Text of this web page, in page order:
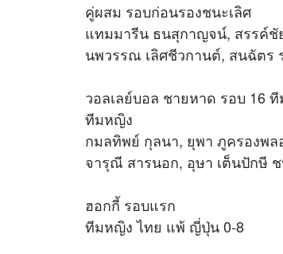
คู่ผสม รอบก่อนรองชนะเลิศ
แทมมารีน ธนสุกาญจน์, สรรค์ชั
นพวรรณ เลิศชีวกานต์, สนฉัตร
วอลเลย์บอล ชายหาด รอบ 16 ที
ทีมหญิง
กมลทิพย์ กุลนา, ยุพา ภูครองพล
จารุณี สารนอก, อุษา เต็นปักษี ช
ฮอกกี้ รอบแรก
ทีมหญิง ไทย แพ้ ญี่ปุ่น 0-8